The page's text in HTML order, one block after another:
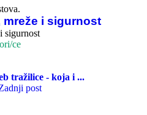
i sigurnost
sigurnost
ce
tražilice - koja i ...
post